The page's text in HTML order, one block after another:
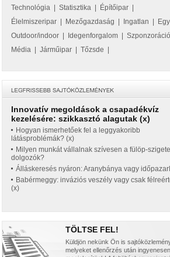
Technológia
Statisztika Építőipar
Élelmiszeripar
Mezőgazdaság Ingatlan
Outdoor/indoor
Idegenforgalom Szponzoráció
Média
Járműipar Tőzsde
Innovatív megoldások a csapadékvíz
kezelésére: szikkasztó alagutak (x)
Hogyan ismerhetőek fel a leggyakoribb
látásproblémák? (x)
Milyen munkát vállalnak szívesen a fülöp-
dolgozók?
Álláskeresés nyáron: Aranybánya vagy
Babérmeggy: inváziós veszély vagy csak
(x)
TÖLTSE FEL!
Küldjön nekünk Ön is
melyeket ellenőrzés után ingyenesen